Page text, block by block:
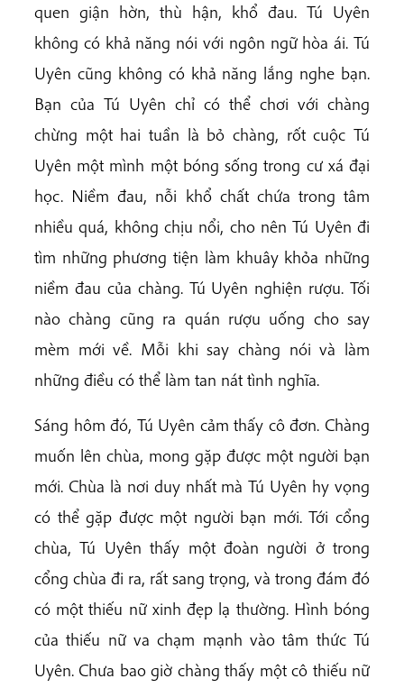
quen giận hờn, thù hận, khổ đau. Tú Uyên
không có khả năng nói với ngôn ngữ hòa ái. Tú
Uyên cũng không có khả năng lắng nghe bạn.
Bạn của Tú Uyên chỉ có thể chơi với chàng
chừng một hai tuần là bỏ chàng, rốt cuộc Tú
Uyên một mình một bóng sống trong cư xá đại
học. Niềm đau, nỗi khổ chất chứa trong tâm
nhiều quá, không chịu nổi, cho nên Tú Uyên đi
tìm những phương tiện làm khuây khỏa những
niềm đau của chàng. Tú Uyên nghiện rượu. Tối
nào chàng cũng ra quán rượu uống cho say
mèm mới về. Mỗi khi say chàng nói và làm
những điều có thể làm tan nát tình nghĩa.
Sáng hôm đó, Tú Uyên cảm thấy cô đơn. Chàng
muốn lên chùa, mong gặp được một người bạn
mới. Chùa là nơi duy nhất mà Tú Uyên hy vọng
có thể gặp được một người bạn mới. Tới cổng
chùa, Tú Uyên thấy một đoàn người ở trong
cổng chùa đi ra, rất sang trọng, và trong đám đó
có một thiếu nữ xinh đẹp lạ thường. Hình bóng
của thiếu nữ va chạm mạnh vào tâm thức Tú
Uyên. Chưa bao giờ chàng thấy một cô thiếu nữ